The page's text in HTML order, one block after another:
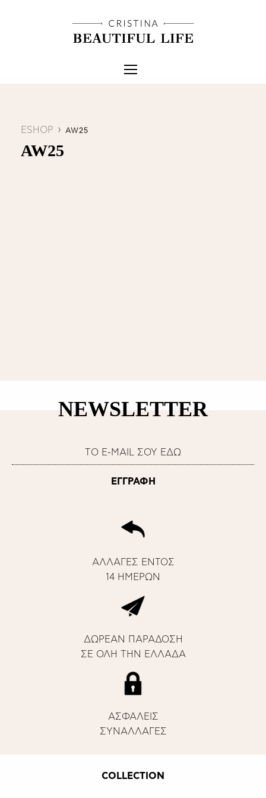
ESHOP AW25
AW25
NEWSLETTER
ΑΛΛΑΓΕΣ ΕΝΤΟΣ
14 ΗΜΕΡΩΝ
ΔΩΡΕΑΝ ΠΑΡΑΔΟΣΗ
ΣΕ ΟΛΗ ΤΗΝ ΕΛΛΑΔΑ
ΑΣΦΑΛΕΙΣ
ΣΥΝΑΛΛΑΓΕΣ
COLLECTION